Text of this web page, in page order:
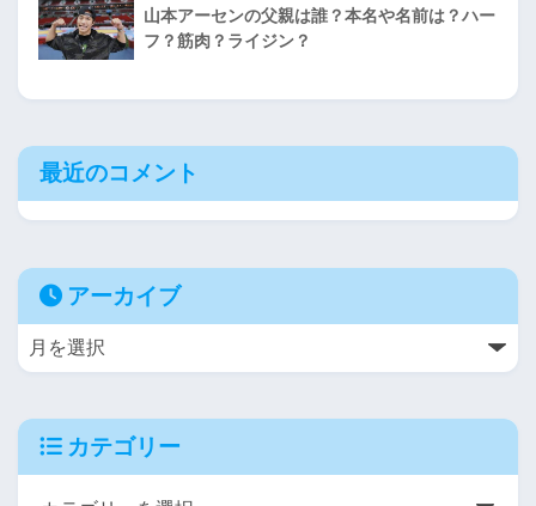
山本アーセンの父親は誰？本名や名前は？ハー
フ？筋肉？ライジン？
最近のコメント
アーカイブ
カテゴリー